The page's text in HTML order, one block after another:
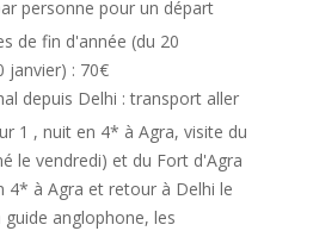
personne pour un départ
de fin d'année (du 20
janvier) : 70€
depuis Delhi : transport aller
1 , nuit en 4* à Agra, visite du
le vendredi) et du Fort d'Agra
4* à Agra et retour à Delhi le
anglophone, les